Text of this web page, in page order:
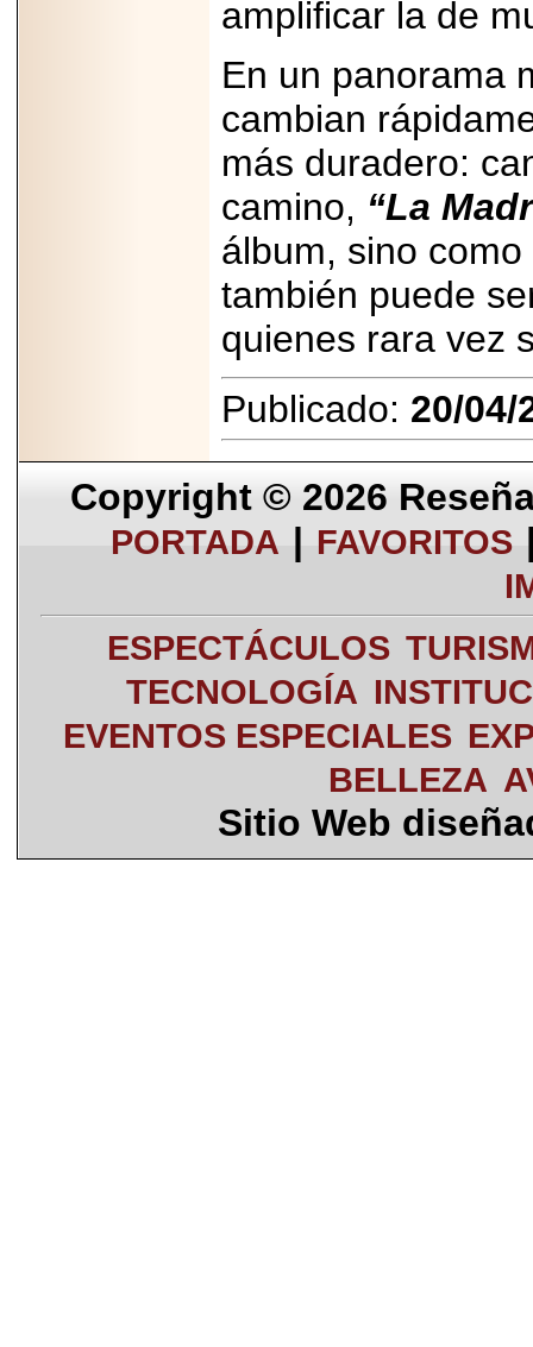
amplificar la de
En un panorama
cambian
más duradero:
camino, “La
álbum, sino
también puede
quienes rara vez
Publicado: 20/04/
Copyright © 2026
PORTADA | FAVORITOS
ESPECTÁCULOS
TECNOLOGÍA
EVENTOS ESPECIALES
BELLEZA
Sitio Web